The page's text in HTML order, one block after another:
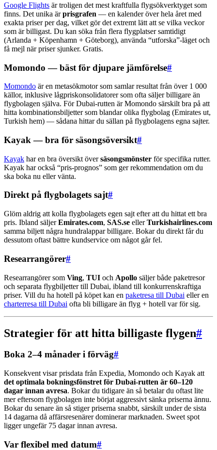
Google Flights är troligen det mest kraftfulla flygsökverktyget som
finns. Det unika ärprisgrafen — en kalender över hela året med
exakta priser per dag, vilket gör det extremt lätt att se vilka veckor
som är billigast. Du kan söka från flera flygplatser samtidigt
(Arlanda + Köpenhamn + Göteborg), använda “utforska”-läget och
få mejl när priser sjunker. Gratis.
Momondo — bäst för djupare jämförelse#
Momondo är en metasökmotor som samlar resultat från över 1 000
källor, inklusive lågpriskonsolidatorer som ofta säljer billigare än
flygbolagen själva. För Dubai-rutten är Momondo särskilt bra på att
hitta kombinationsbiljetter som blandar olika flygbolag (Emirates ut,
Turkish hem) — sådana hittar du sällan på flygbolagens egna sajter.
Kayak — bra för säsongsöversikt#
Kayak har en bra översikt översäsongsmönster för specifika rutter.
Kayak har också “pris-prognos” som ger rekommendation om du
ska boka nu eller vänta.
Direkt på flygbolagets sajt#
Glöm aldrig att kolla flygbolagets egen sajt efter att du hittat ett bra
pris. Ibland säljerEmirates.com, SAS.se ellerTurkishairlines.com
samma biljett några hundralappar billigare. Bokar du direkt får du
dessutom oftast bättre kundservice om något går fel.
Researrangörer#
Researrangörer som Ving, TUI och Apollo säljer både paketresor
och separata flygbiljetter till Dubai, ibland till konkurrenskraftiga
priser. Vill du ha hotell på köpet kan en paketresa till Dubai eller en
charterresa till Dubai ofta bli billigare än flyg + hotell var för sig.
Strategier för att hitta billigaste flygen#
Boka 2–4 månader i förväg#
Konsekvent visar prisdata från Expedia, Momondo och Kayak att
det optimala bokningsfönstret för Dubai-rutten är 60–120
dagar innan avresa. Bokar du tidigare än så betalar du oftast lite
mer eftersom flygbolagen inte börjat aggressivt sänka priserna ännu.
Bokar du senare än så stiger priserna snabbt, särskilt under de sista
14 dagarna då affärsresenärer dominerar marknaden. Sweet spot
ligger ungefär 75 dagar innan avresa.
Var flexibel med datum#